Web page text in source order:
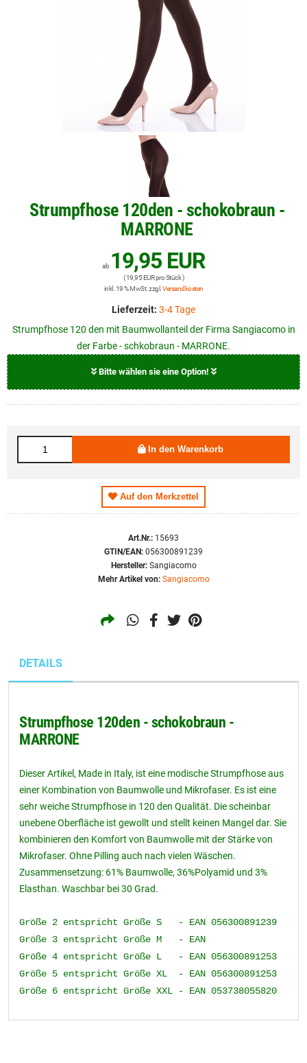
Strumpfhose 120den - schokobraun -
MARRONE
ab 19,95 EUR
( 19,95 EUR pro Stück )
inkl. 19 % MwSt. zzgl. Versandkosten
Lieferzeit: 3-4 Tage
Strumpfhose 120 den mit Baumwollanteil der Firma Sangiacomo in
der Farbe - schkobraun - MARRONE.
Bitte wählen sie eine Option!
M 19,95 EUR
In den Warenkorb
Auf den Merkzettel
Art.Nr.: 15693
GTIN/EAN: 056300891239
Hersteller: Sangiacomo
Mehr Artikel von: Sangiacomo
DETAILS
Strumpfhose 120den - schokobraun -
MARRONE
Dieser Artikel, Made in Italy, ist eine modische Strumpfhose aus
einer Kombination von Baumwolle und Mikrofaser. Es ist eine
sehr weiche Strumpfhose in 120 den Qualität. Die scheinbar
unebene Oberfläche ist gewollt und stellt keinen Mangel dar. Sie
kombinieren den Komfort von Baumwolle mit der Stärke von
Mikrofaser. Ohne Pilling auch nach vielen Wäschen.
Zusammensetzung: 61% Baumwolle, 36%Polyamid und 3%
Elasthan. Waschbar bei 30 Grad.
Größe 2 entspricht Größe S - EAN 056300891239
Größe 3 entspricht Größe M - EAN
Größe 4 entspricht Größe L - EAN 056300891253
Größe 5 entspricht Größe XL - EAN 056300891253
Größe 6 entspricht Größe XXL - EAN 053738055820